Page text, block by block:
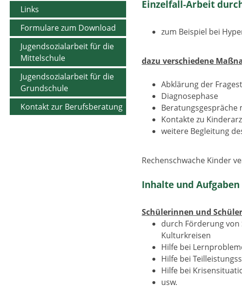
Links
Formulare zum Download
Jugendsozialarbeit für die
Mittelschule
Jugendsozialarbeit für die
Grundschule
Kontakt zur Berufsberatung
Einzelfall-Arbeit
zum Beispiel bei
dazu verschiedene
Abklärung der
Diagnosephase
Beratungsgespräche
Kontakte zu
weitere Begleitung
Rechenschwache Kinder
Inhalte und
Schülerinnen und
durch Förderung
Kulturkreisen
Hilfe bei
Hilfe bei
Hilfe bei
usw.